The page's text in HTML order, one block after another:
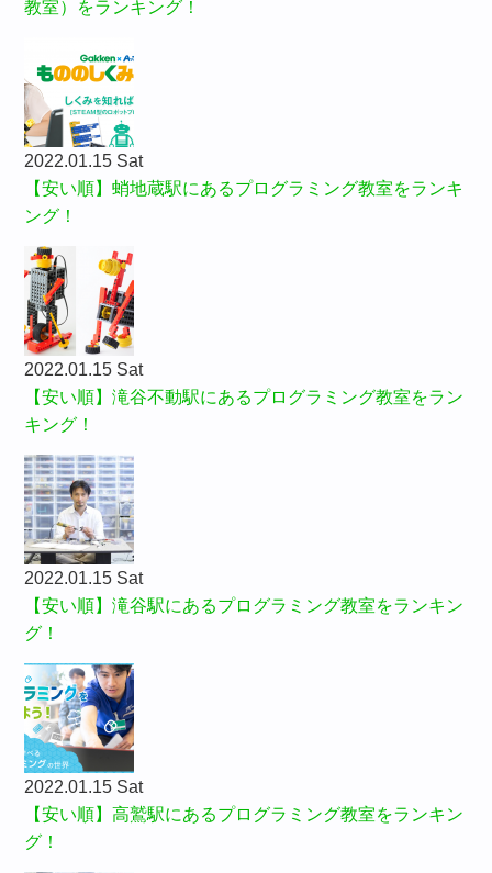
教室）をランキング！
2022.01.15 Sat
【安い順】蛸地蔵駅にあるプログラミング教室をランキ
ング！
2022.01.15 Sat
【安い順】滝谷不動駅にあるプログラミング教室をラン
キング！
2022.01.15 Sat
【安い順】滝谷駅にあるプログラミング教室をランキン
グ！
2022.01.15 Sat
【安い順】高鷲駅にあるプログラミング教室をランキン
グ！